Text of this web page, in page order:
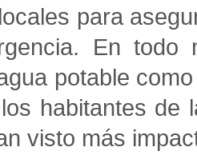
para
En todo
potable
habitantes de
visto más